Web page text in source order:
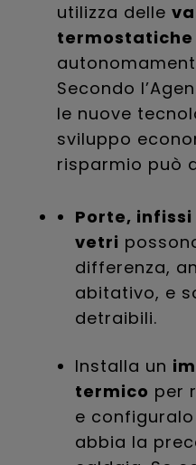
utilizza delle
termostatiche
Secondo
le nuove
sviluppo
risparmio può
Porte,
vetri
differenza,
abitativo, e
detraibili.
Installa un
termico per
e
abbia la